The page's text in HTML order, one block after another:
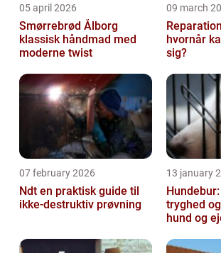
05 april 2026
Smørrebrød Ålborg
klassisk håndmad med
moderne twist
09 march
hvornår
sig?
07 february 2026
Ndt en praktisk guide til
ikke-destruktiv prøvning
13 january
tryghed
hund og